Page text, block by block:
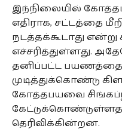
இந்நிலையில்
எதிராக, சட்டத்தை
நடத்தக்கூடாது
எச்சரித்துள்ளது.
தனிப்பட்ட
முடித்துக்கொண்டு
கோத்தபயவை
தெரிவிக்கின்றன.